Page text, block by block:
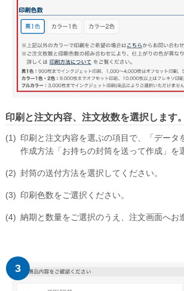
印刷せずに注文する
データ入稿ガイド
テンプレートダウンロード
Illustrator入稿ガイド
封筒について
印刷方法について
印刷色について
紙の種類について
口糊加工について
窓つきについて
印刷と注文内容、注文枚数を選択します。
印刷と注文内容を選ぶの項目で、「データ
作成方法「お持ちの封筒を送って作成」を
封筒の送付方法を選択してください。
印刷色数をご選択ください。
納期と数量をご選択のうえ、注文画面へお